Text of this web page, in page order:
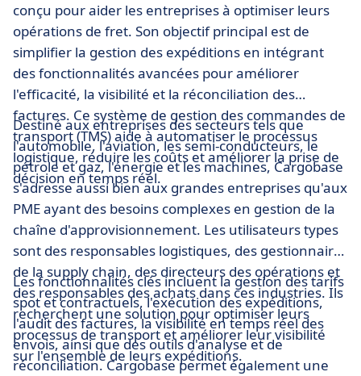
conçu pour aider les entreprises à optimiser leurs
opérations de fret. Son objectif principal est de
simplifier la gestion des expéditions en intégrant
des fonctionnalités avancées pour améliorer
l'efficacité, la visibilité et la réconciliation des
factures. Ce système de gestion des commandes de
transport (TMS) aide à automatiser le processus
logistique, réduire les coûts et améliorer la prise de
décision en temps réel.
Destiné aux entreprises des secteurs tels que
l'automobile, l'aviation, les semi-conducteurs, le
pétrole et gaz, l'énergie et les machines, Cargobase
s'adresse aussi bien aux grandes entreprises qu'aux
PME ayant des besoins complexes en gestion de la
chaîne d'approvisionnement. Les utilisateurs types
sont des responsables logistiques, des gestionnaires
de la supply chain, des directeurs des opérations et
des responsables des achats dans ces industries. Ils
recherchent une solution pour optimiser leurs
processus de transport et améliorer leur visibilité
sur l'ensemble de leurs expéditions.
Les fonctionnalités clés incluent la gestion des tarifs
spot et contractuels, l'exécution des expéditions,
l'audit des factures, la visibilité en temps réel des
envois, ainsi que des outils d'analyse et de
réconciliation. Cargobase permet également une